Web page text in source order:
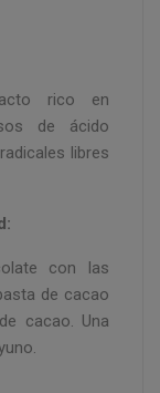
rico en
de ácido
libres
con las
de cacao
cacao. Una